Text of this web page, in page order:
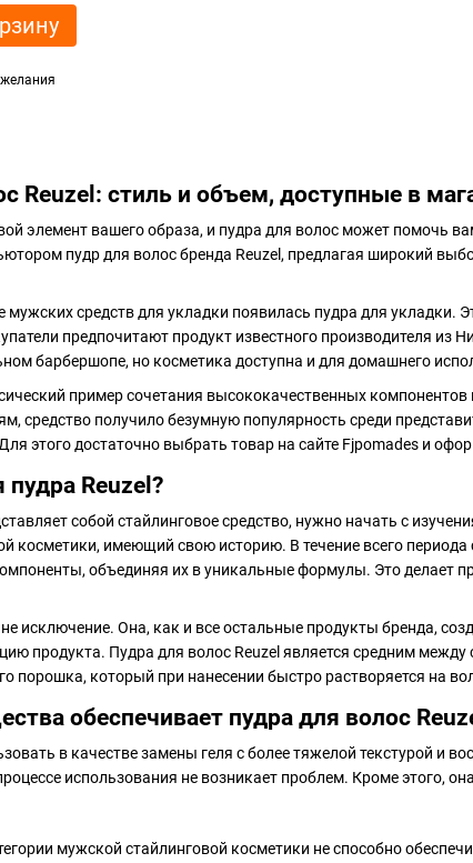
Reuzel: стиль и объем, доступные в
элемент вашего образа, и пудра для волос может помочь
пудр для волос бренда Reuzel, предлагая широкий
мужских средств для укладки появилась пудра для
предпочитают продукт известного производителя
барбершопе, но косметика доступна и для домашнего
пример сочетания высококачественных
средство получило безумную популярность среди
этого достаточно выбрать товар на сайте Fjpomades и
Reuzel?
собой стайлинговое средство, нужно начать с
косметики, имеющий свою историю. В течение всего
объединяя их в уникальные формулы. Это делает
исключение. Она, как и все остальные продукты бренда,
продукта. Пудра для волос Reuzel является средним
порошка, который при нанесении быстро растворяется на
обеспечивает пудра для волос
в качестве замены геля с более тяжелой текстурой и
использования не возникает проблем. Кроме этого,
мужской стайлинговой косметики не способно